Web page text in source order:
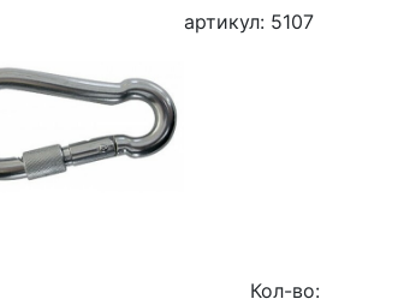
артикул: 5107
Кол-во: